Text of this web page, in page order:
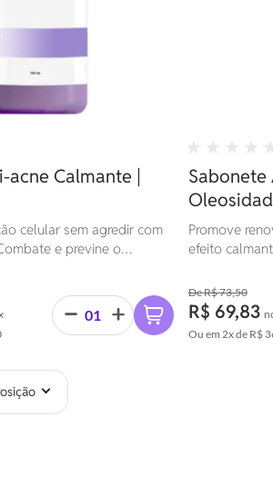
acne Calmante |
celular sem agredir com
e previne o
Sabonete
Promove
efeito
R$ 73,50
R$ 69,83
Ou em 2xde R$